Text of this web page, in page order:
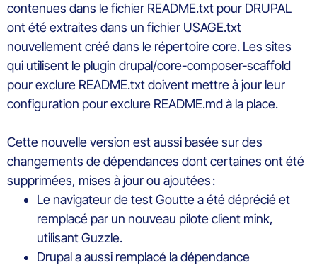
contenues dans le fichier README.txt pour DRUPAL
ont été extraites dans un fichier USAGE.txt
nouvellement créé dans le répertoire core. Les sites
qui utilisent le plugin drupal/core-composer-scaffold
pour exclure README.txt doivent mettre à jour leur
configuration pour exclure README.md à la place.
Cette nouvelle version est aussi basée sur des
changements de dépendances dont certaines ont été
supprimées, mises à jour ou ajoutées :
Le navigateur de test Goutte a été déprécié et
remplacé par un nouveau pilote client mink,
utilisant Guzzle.
Drupal a aussi remplacé la dépendance